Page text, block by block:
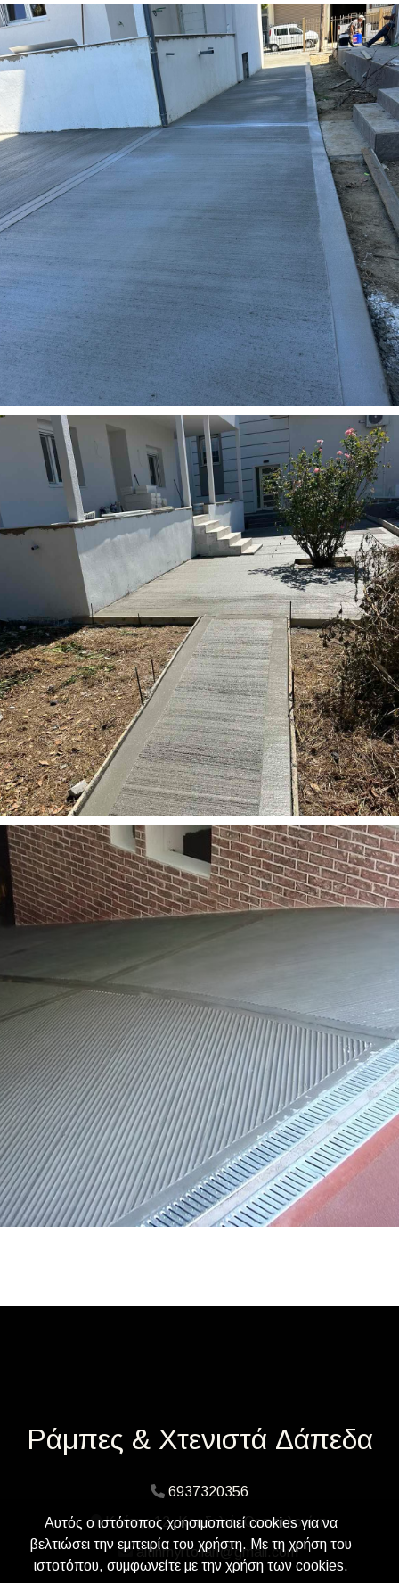
Ράμπες & Χτενιστά Δάπεδα
6937320356
Κρήτης 12, Κορδελιό, Θεσσαλονίκη
altinmyrtollari@gmail.com
Αυτός ο ιστότοπος χρησιμοποιεί cookies για να
βελτιώσει την εμπειρία του χρήστη. Με τη χρήση του
ιστοτόπου, συμφωνείτε με την χρήση των cookies.